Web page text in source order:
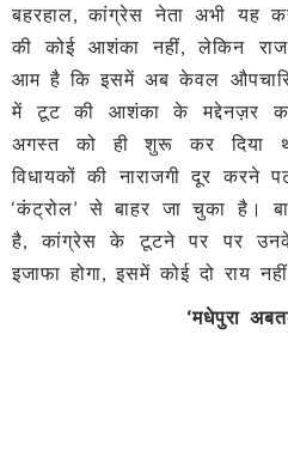
बहरहाल, कांग्रेस नेता अभी यह
की कोई आशंका नहीं, लेकिन
आम है कि इसमें अब केवल
में टूट की आशंका के मद्देनज़र
अगस्त को ही शुरू कर दिया था,
विधायकों की नाराजगी दूर
‘कंट्रोल’ से बाहर जा चुका है।
है, कांग्रेस के टूटने पर पर
इजाफा होगा, इसमें कोई दो राय
‘मधेपुरा